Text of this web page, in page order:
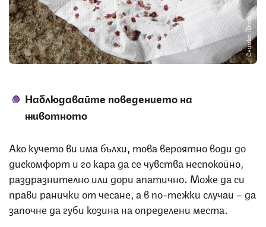
Снимка: iStock
Наблюдавайте поведението на
животното
Ако кучето ви има бълхи, това вероятно води до
дискомфорт и го кара да се чувства неспокойно,
раздразнително или дори апатично. Може да си
прави ранички от чесане, а в по-тежки случаи – да
започне да губи козина на определени места.